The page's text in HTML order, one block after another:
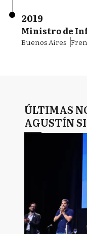
2019
Ministro de
Buenos Aires
ÚLTIMAS
AGUSTÍN